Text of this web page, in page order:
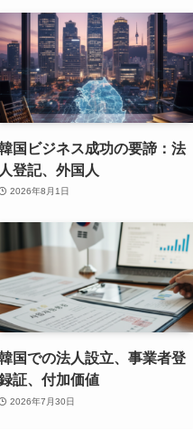
国ビジネス成功の要諦：法
人登記、外国人
2026年8月1日
国での法人設立、事業者登
証、付加価値
2026年7月30日